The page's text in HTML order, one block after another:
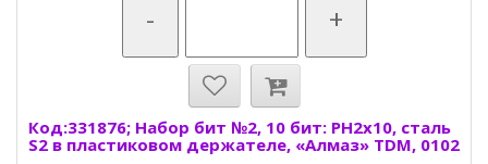
- +
Код:331876; Набор бит №2, 10 бит: PH2x10, сталь
S2 в пластиковом держателе, «Алмаз» TDM, 0102